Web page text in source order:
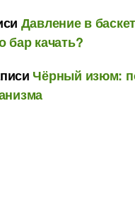
Давление в
бар качать?
Чёрный изюм: